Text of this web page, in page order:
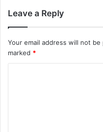
Leave a Reply
Your email address will not be
marked *